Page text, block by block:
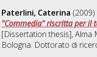
Paterlini, Caterina (2009)
"Commedia" riscritta per il
[Dissertation thesis], Alma
Bologna. Dottorato di